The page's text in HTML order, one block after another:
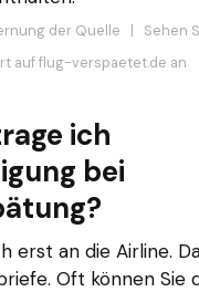
der Quelle | Sehen
auf flug-verspaetet.de an
ich
bei
erst an die Airline.
Oft können Sie